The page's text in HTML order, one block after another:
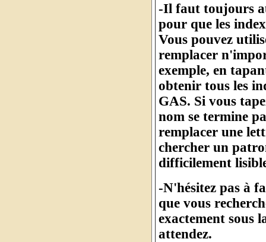
-Il faut toujours
pour que les
Vous pouvez
remplacer
exemple, en
obtenir tous les
GAS. Si vous
nom se termine
remplacer une
chercher un
difficilement
-N'hésitez pas à
que vous
exactement sous
attendez.